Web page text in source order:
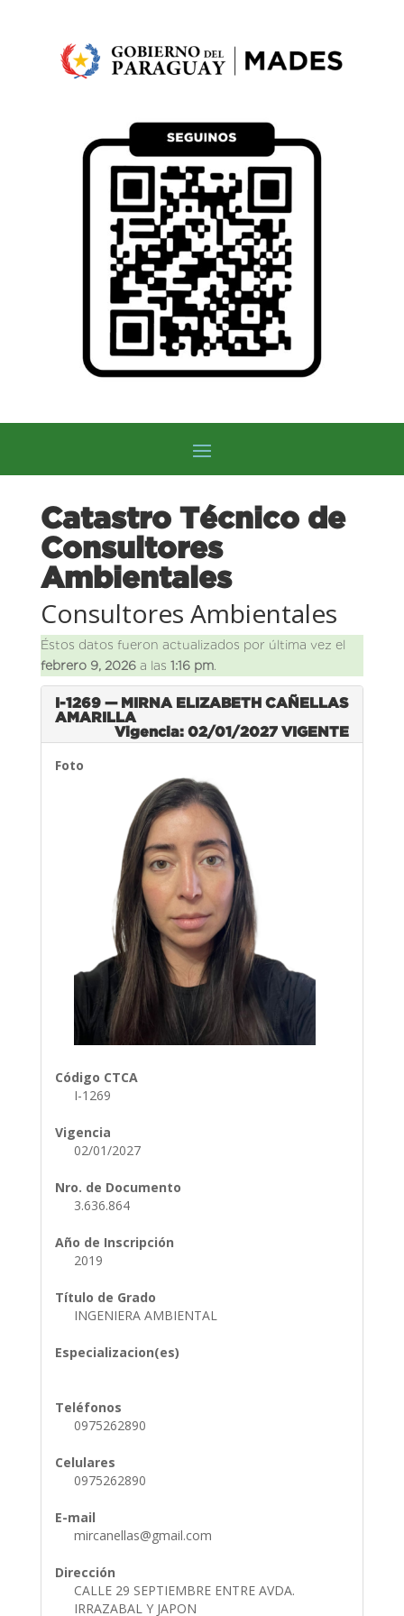
Catastro Técnico de
Consultores
Ambientales
Consultores Ambientales
Éstos datos fueron actualizados por última vez el
febrero 9, 2026a las 1:16 pm.
I-1269 — MIRNA ELIZABETH CAÑELLAS
AMARILLA
Vigencia: 02/01/2027VIGENTE
Foto
Código CTCA
I-1269
Vigencia
02/01/2027
Nro. de Documento
3.636.864
Año de Inscripción
2019
Título de Grado
INGENIERA AMBIENTAL
Especializacion(es)
Teléfonos
0975262890
Celulares
0975262890
E-mail
mircanellas@gmail.com
Dirección
CALLE 29 SEPTIEMBRE ENTRE AVDA.
IRRAZABAL Y JAPON